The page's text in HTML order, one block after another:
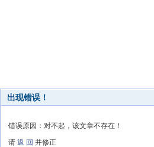
出现错误！
错误原因：对不起，该文章不存在！
请 返 回 并修正